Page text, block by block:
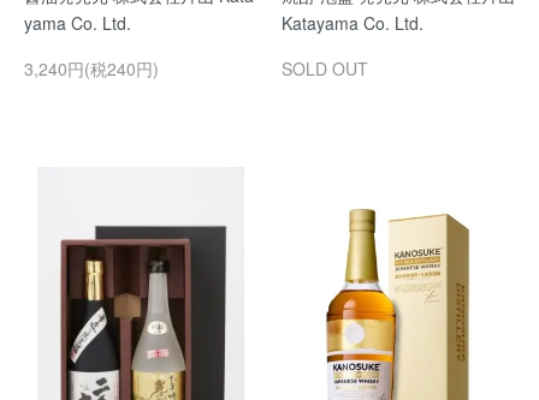
yama Co. Ltd.
3,240円(税240円)
Katayama Co. Ltd.
SOLD OUT